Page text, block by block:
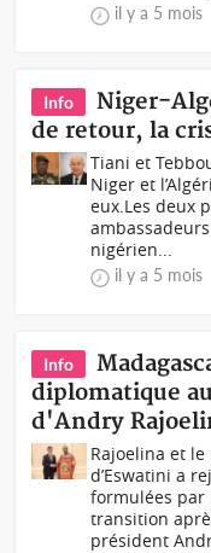
il y a 5 mois
Info
Niger-
de retour, la
Tiani et
Niger et
eux.Les deux
nigérien...
il y a 5 mois
Info
diplomatique
d'Andry
Rajoelina et
d’Eswatini a
formulées par
transition
président